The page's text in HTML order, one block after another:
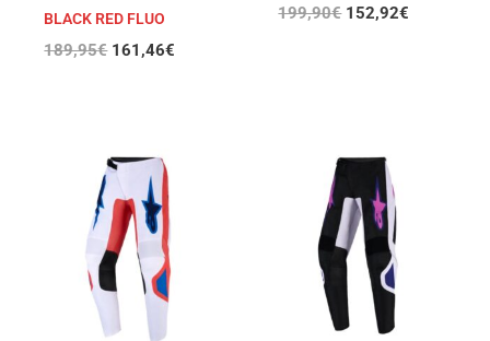
BLACK RED FLUO
189,95€ 161,46€
199,90€ 152,92€